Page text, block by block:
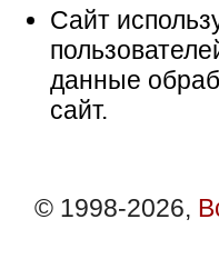
Сайт
данные
сайт.
© 1998-2026,